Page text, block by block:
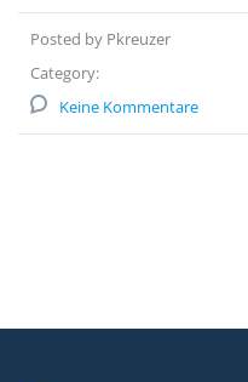
Posted by Pkreuzer
Category:
Keine Kommentare